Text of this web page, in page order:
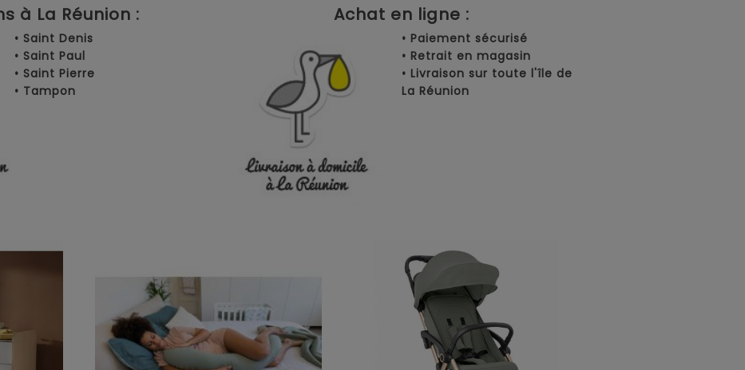
à La Réunion : Achat en ligne :
• Saint Denis
• Saint Paul
• Saint Pierre
• Tampon
• Paiement sécurisé
• Retrait en magasin
• Livraison sur toute l'île de
La Réunion